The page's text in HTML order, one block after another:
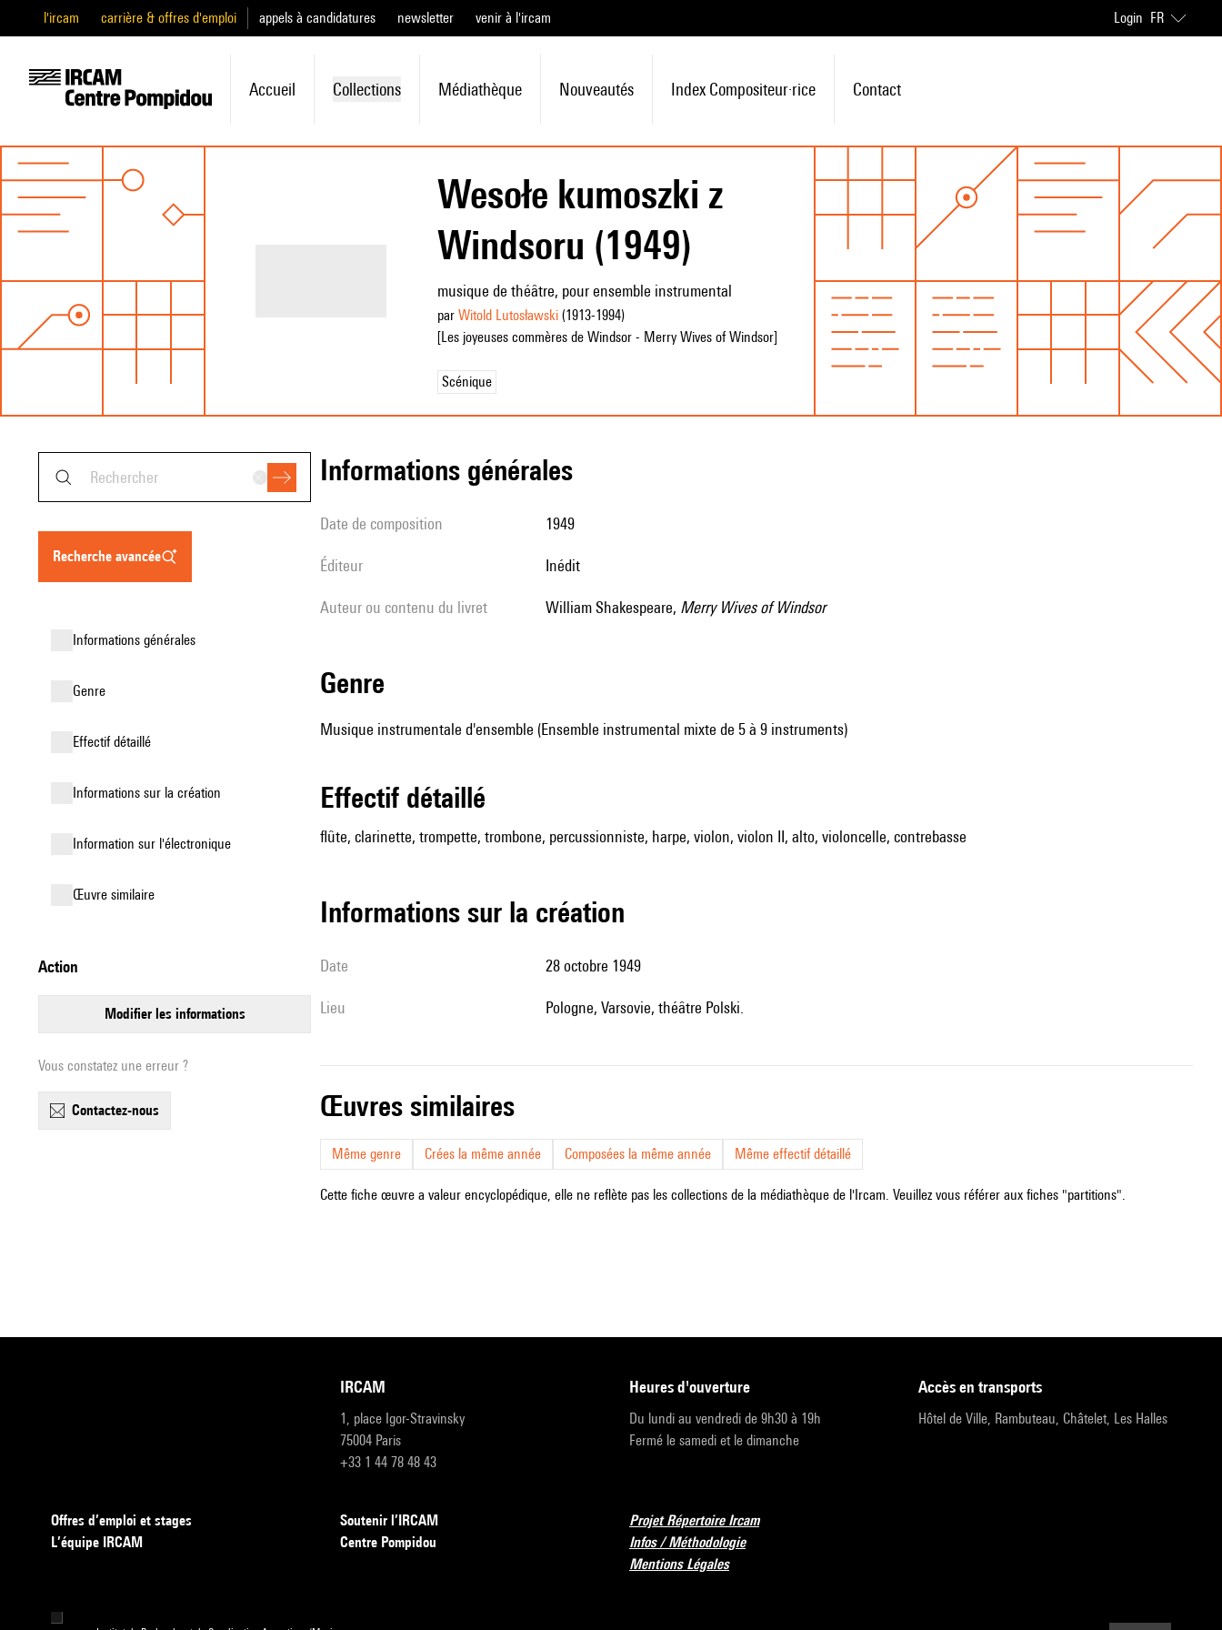
l'ircam carrière & offres d'emploi appels à candidatures newsletter venir à l'ircam Login FR
Accueil Collections Médiathèque Nouveautés Index Compositeur·rice Contact
Wesołe kumoszki z
Windsoru (1949)
musique de théâtre, pour ensemble instrumental
par Witold Lutosławski(1913-1994)
[Les joyeuses commères de Windsor - Merry Wives of Windsor]
Scénique
recherche avancée
informations générales
genre
effectif détaillé
informations sur la création
Information sur l'électronique
œuvre similaire
action
modifier les informations
Vous constatez une erreur ?
contactez-nous
informations générales
date de composition 1949
éditeur Inédit
Auteur ou contenu du livret William Shakespeare, Merry Wives of Windsor
genre
Musique instrumentale d'ensemble (Ensemble instrumental mixte de 5 à 9 instruments)
effectif détaillé
flûte, clarinette, trompette, trombone, percussionniste, harpe, violon, violon II, alto, violoncelle, contrebasse
informations sur la création
date 28 octobre 1949
lieu Pologne, Varsovie, théâtre Polski.
œuvres similaires
Même genre Crées la même année Composées la même année Même effectif détaillé
Cette fiche œuvre a valeur encyclopédique, elle ne reflète pas les collections de la médiathèque de l'Ircam. Veuillez vous référer aux fiches "partitions".
IRCAM
1, place Igor-Stravinsky
75004 Paris
+33 1 44 78 48 43
heures d'ouverture
Du lundi au vendredi de 9h30 à 19h
Fermé le samedi et le dimanche
accès en transports
Hôtel de Ville, Rambuteau, Châtelet, Les Halles
Offres d’emploi et stages
L’équipe IRCAM
Soutenir l’IRCAM
Centre Pompidou
Projet Répertoire Ircam
Infos / Méthodologie
Mentions Légales